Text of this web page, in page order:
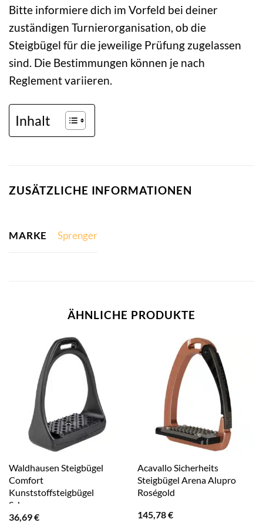
Bitte informiere dich im Vorfeld bei deiner
zuständigen Turnierorganisation, ob die
Steigbügel für die jeweilige Prüfung zugelassen
sind. Die Bestimmungen können je nach
Reglement variieren.
Inhalt
ZUSÄTZLICHE INFORMATIONEN
MARKE Sprenger
ÄHNLICHE PRODUKTE
Waldhausen Steigbügel
Comfort
Kunststoffsteigbügel
Schwarz
36,69€
Acavallo Sicherheits
Steigbügel Arena Alupro
Roségold
145,78€